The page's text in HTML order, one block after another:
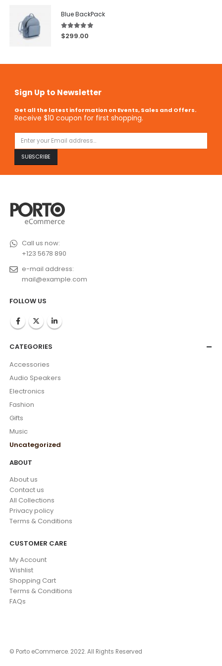
Blue BackPack
5.00out of 5
$299.00
Sign Up to Newsletter
Get all the latest information on Events, Sales and Offers.
Receive $10 coupon for first shopping.
Call us now:
+123 5678 890
e-mail address:
mail@example.com
FOLLOW US
CATEGORIES
Accessories
Audio Speakers
Electronics
Fashion
Gifts
Music
Uncategorized
ABOUT
About us
Contact us
All Collections
Privacy policy
Terms & Conditions
CUSTOMER CARE
My Account
Wishlist
Shopping Cart
Terms & Conditions
FAQs
© Porto eCommerce. 2022. All Rights Reserved